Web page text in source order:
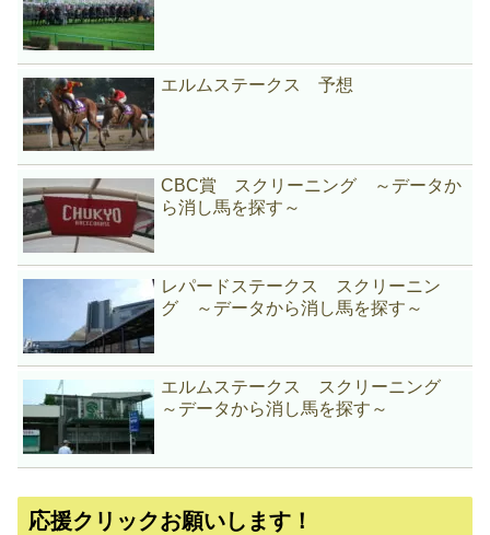
エルムステークス 予想
CBC賞 スクリーニング ～データか
ら消し馬を探す～
レパードステークス スクリーニン
グ ～データから消し馬を探す～
エルムステークス スクリーニング
～データから消し馬を探す～
応援クリックお願いします！